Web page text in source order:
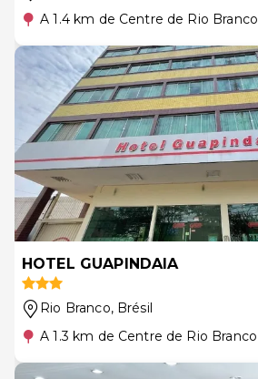
A 1.4 km de Centre de Rio Branco
HOTEL GUAPINDAIA
Rio Branco, Brésil
A 1.3 km de Centre de Rio Branco